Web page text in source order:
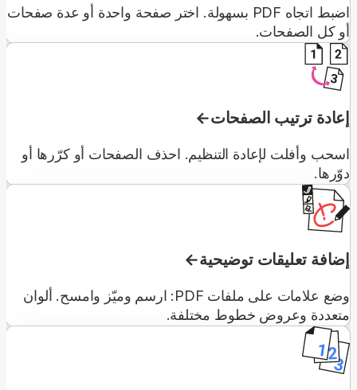
اضبط اتجاه PDF بسهولة. اختر صفحة واحدة أو عدة صفحات
أو كل الصفحات.
إعادة ترتيب الصفحات
اسحب وأفلت لإعادة التنظيم. احذف الصفحات أو كرّرها أو
دوّرها.
إضافة تعليقات توضيحية
وضع علامات على ملفات PDF: ارسم وميّز وامسح. ألوان
متعددة وعروض خطوط مختلفة.